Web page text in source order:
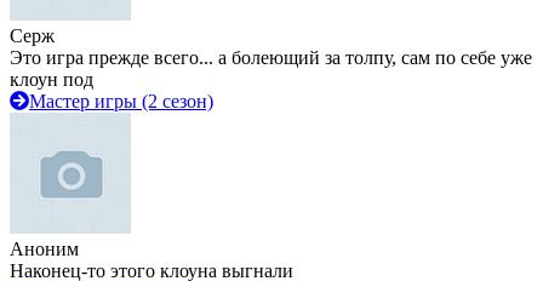
Серж
Это игра прежде всего... а болеющий за толпу, сам по себе уже
клоун под
Мастер игры (2 сезон)
Аноним
Наконец-то этого клоуна выгнали